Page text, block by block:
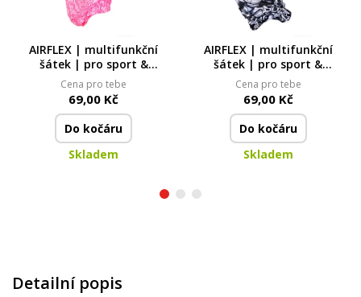
AIRFLEX | multifunkční
šátek | pro sport &
ochranu | univerzální
velikost | PINK
Cena pro tebe
69,00 Kč
Do kočáru
Skladem
AIRFLEX | multifunkční
šátek | pro sport &
ochranu | univerzální
velikost | SKULL
Cena pro tebe
69,00 Kč
Do kočáru
Skladem
Detailní popis